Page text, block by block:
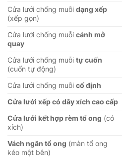
Cửa lưới chống muỗi dạng xếp
(xếp gọn)
Cửa lưới chống muỗi cánh mở
quay
Cửa lưới chống muỗi tự cuốn
(cuốn tự động)
Cửa lưới chống muỗi cố định
Cửa lưới xếp có dây xích cao cấp
Cửa lưới kết hợp rèm tổ ong (có
xích)
Vách ngăn tổ ong (màn tổ ong
kéo một bên)